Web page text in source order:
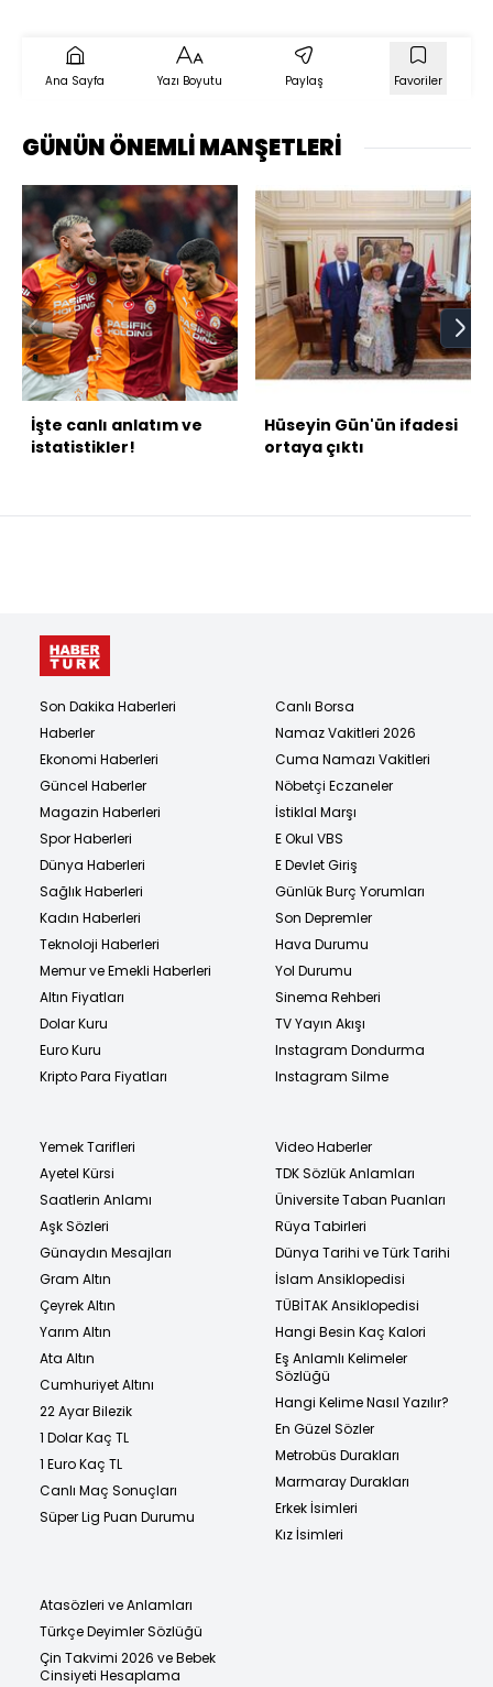
Ana Sayfa Yazı Boyutu Paylaş Favoriler
GÜNÜN ÖNEMLİ MANŞETLERİ
İşte canlı anlatım ve
istatistikler!
Hüseyin Gün'ün ifadesi
ortaya çıktı
Son Dakika Haberleri
Haberler
Ekonomi Haberleri
Güncel Haberler
Magazin Haberleri
Spor Haberleri
Dünya Haberleri
Sağlık Haberleri
Kadın Haberleri
Teknoloji Haberleri
Memur ve Emekli Haberleri
Altın Fiyatları
Dolar Kuru
Euro Kuru
Kripto Para Fiyatları
Canlı Borsa
Namaz Vakitleri 2026
Cuma Namazı Vakitleri
Nöbetçi Eczaneler
İstiklal Marşı
E Okul VBS
E Devlet Giriş
Günlük Burç Yorumları
Son Depremler
Hava Durumu
Yol Durumu
Sinema Rehberi
TV Yayın Akışı
Instagram Dondurma
Instagram Silme
Yemek Tarifleri
Ayetel Kürsi
Saatlerin Anlamı
Aşk Sözleri
Günaydın Mesajları
Gram Altın
Çeyrek Altın
Yarım Altın
Ata Altın
Cumhuriyet Altını
22 Ayar Bilezik
1 Dolar Kaç TL
1 Euro Kaç TL
Canlı Maç Sonuçları
Süper Lig Puan Durumu
Video Haberler
TDK Sözlük Anlamları
Üniversite Taban Puanları
Rüya Tabirleri
Dünya Tarihi ve Türk Tarihi
İslam Ansiklopedisi
TÜBİTAK Ansiklopedisi
Hangi Besin Kaç Kalori
Eş Anlamlı Kelimeler
Sözlüğü
Hangi Kelime Nasıl Yazılır?
En Güzel Sözler
Metrobüs Durakları
Marmaray Durakları
Erkek İsimleri
Kız İsimleri
Atasözleri ve Anlamları
Türkçe Deyimler Sözlüğü
Çin Takvimi 2026 ve Bebek
Cinsiyeti Hesaplama